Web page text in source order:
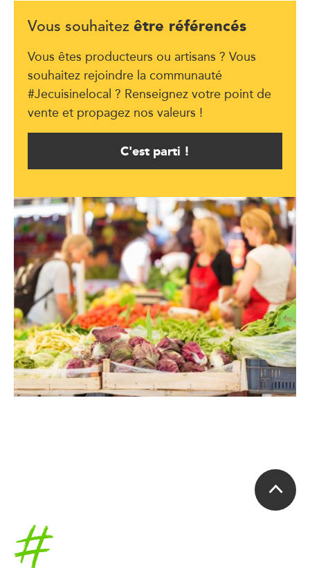
Vous souhaitez être référencés
Vous êtes producteurs ou artisans ? Vous
souhaitez rejoindre la communauté
#Jecuisinelocal ? Renseignez votre point de
vente et propagez nos valeurs !
C'est parti !
Accueil